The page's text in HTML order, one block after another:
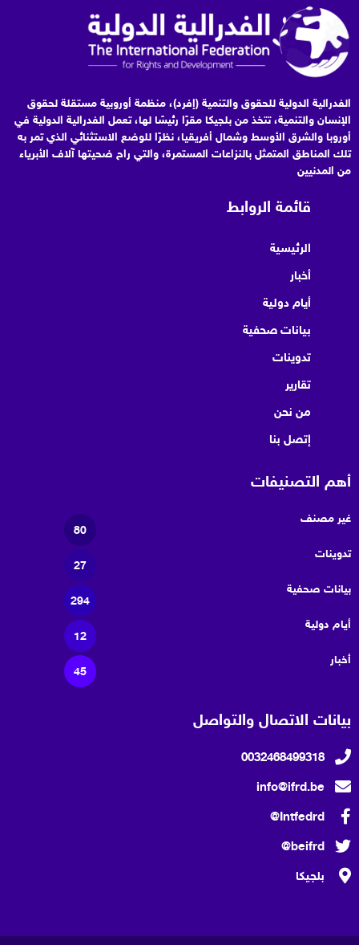
الفدرالية الدولية للحقوق والتنمية (إفرد)، منظمة أوروبية مستقلة لحقوق
الإنسان والتنمية، تتخذ من بلجيكا مقرًا رئيسًا لها، تعمل الفدرالية الدولية في
أوروبا والشرق الأوسط وشمال أفريقيا، نظرًا للوضع الاستثنائي الذي تمر به
تلك المناطق المتمثل بالنزاعات المستمرة، والتي راح ضحيتها آلاف الأبرياء
من المدنيين
قائمة الروابط
الرئيسية
أخبار
أيام دولية
بيانات صحفية
تدوينات
تقارير
من نحن
إتصل بنا
أهم التصنيفات
غير مصنف
80
تدوينات
27
بيانات صحفية
294
أيام دولية
12
أخبار
45
بيانات الاتصال والتواصل
0032468499318
info@ifrd.be
Intfedrd@
beifrd@
بلجيكا